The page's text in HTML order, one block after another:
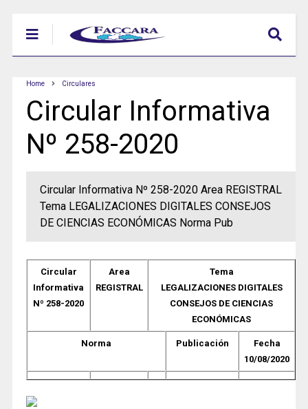
Home Circulares
Circular Informativa
Nº 258-2020
Circular Informativa Nº 258-2020 Area REGISTRAL
Tema LEGALIZACIONES DIGITALES CONSEJOS
DE CIENCIAS ECONÓMICAS Norma Pub
Circular
Informativa
Nº 258-2020
Area
REGISTRAL
Tema
LEGALIZACIONES DIGITALES
CONSEJOS DE CIENCIAS
ECONÓMICAS
Norma Publicación
Fecha
10/08/2020